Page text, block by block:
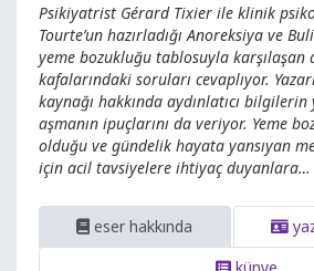
Psikiyatrist Gérard Tixier ile klinik
Tourte’un hazırladığı Anoreksiya ve
yeme bozukluğu tablosuyla karşılaşan
kafalarındaki soruları cevaplıyor.
kaynağı hakkında aydınlatıcı bilgilerin
aşmanın ipuçlarını da veriyor. Yeme
olduğu ve gündelik hayata yansıyan
için acil tavsiyelere ihtiyaç duyanlara…
eser hakkında
künye